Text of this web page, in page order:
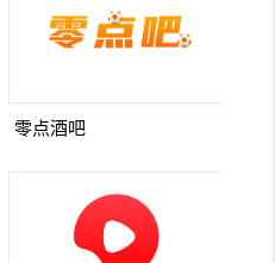
零点酒吧